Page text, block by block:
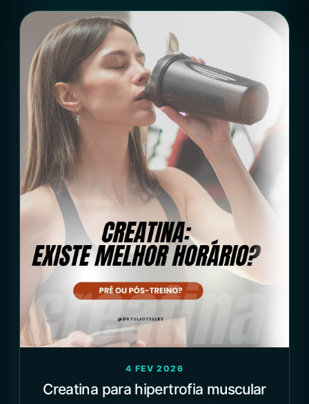
4 FEV 2026
Creatina para hipertrofia muscular